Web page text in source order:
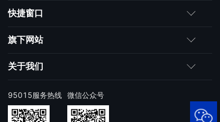
客户
合作伙伴
求职者
快捷窗口
如何购买
产品注册与激活
样本上报
奇安信天守安全软件
旗下网站
网神
技术研究院
关于我们
公司简介
公司新闻
95015服务热线 微信公众号